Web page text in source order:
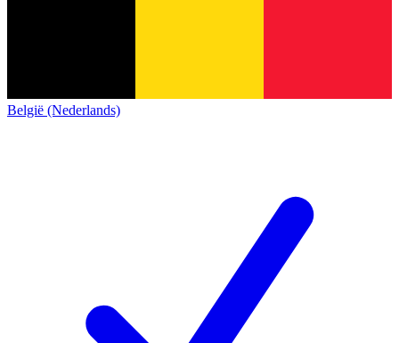
België (Nederlands)